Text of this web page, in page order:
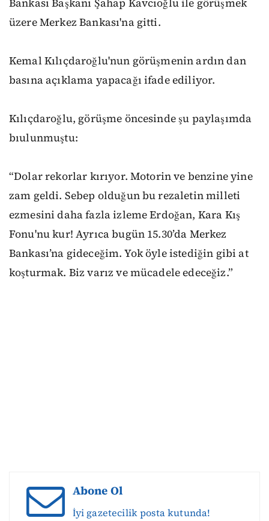
Bankası Başkanı Şahap Kavcıoğlu ile görüşmek
üzere Merkez Bankası'na gitti.
Kemal Kılıçdaroğlu'nun görüşmenin ardın dan
basına açıklama yapacağı ifade ediliyor.
Kılıçdaroğlu, görüşme öncesinde şu paylaşımda
bıulunmuştu:
“Dolar rekorlar kırıyor. Motorin ve benzine yine
zam geldi. Sebep olduğun bu rezaletin milleti
ezmesini daha fazla izleme Erdoğan, Kara Kış
Fonu'nu kur! Ayrıca bugün 15.30’da Merkez
Bankası’na gideceğim. Yok öyle istediğin gibi at
koşturmak. Biz varız ve mücadele edeceğiz.”
Abone Ol
İyi gazetecilik posta kutunda!